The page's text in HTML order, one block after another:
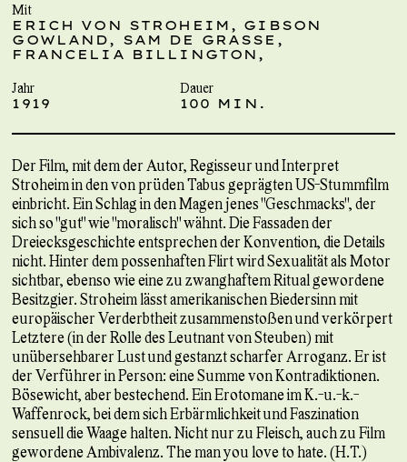
Mit
ERICH VON STROHEIM, GIBSON
GOWLAND, SAM DE GRASSE,
FRANCELIA BILLINGTON,
Jahr
1919
Dauer
100 MIN.
Der Film, mit dem der Autor, Regisseur und Interpret
Stroheim in den von prüden Tabus geprägten US-Stummfilm
einbricht. Ein Schlag in den Magen jenes "Geschmacks", der
sich so "gut" wie "moralisch" wähnt. Die Fassaden der
Dreiecksgeschichte entsprechen der Konvention, die Details
nicht. Hinter dem possenhaften Flirt wird Sexualität als Motor
sichtbar, ebenso wie eine zu zwanghaftem Ritual gewordene
Besitzgier. Stroheim lässt amerikanischen Biedersinn mit
europäischer Verderbtheit zusammenstoßen und verkörpert
Letztere (in der Rolle des Leutnant von Steuben) mit
unübersehbarer Lust und gestanzt scharfer Arroganz. Er ist
der Verführer in Person: eine Summe von Kontradiktionen.
Bösewicht, aber bestechend. Ein Erotomane im K.-u.-k.-
Waffenrock, bei dem sich Erbärmlichkeit und Faszination
sensuell die Waage halten. Nicht nur zu Fleisch, auch zu Film
gewordene Ambivalenz. The man you love to hate. (H.T.)